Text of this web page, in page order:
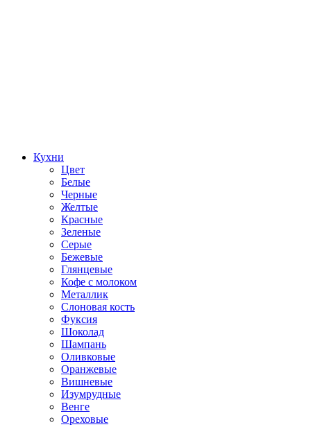
Кухни
Цвет
Белые
Черные
Желтые
Красные
Зеленые
Серые
Бежевые
Глянцевые
Кофе с молоком
Металлик
Слоновая кость
Фуксия
Шоколад
Шампань
Оливковые
Оранжевые
Вишневые
Изумрудные
Венге
Ореховые